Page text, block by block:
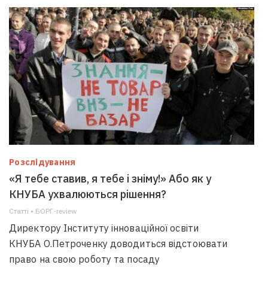
Розслідування
«Я тебе ставив, я тебе і зніму!» Або як у
КНУБА ухвалюються рішення?
Статті • БОРГ-review
Директору Інституту інноваційної освіти
КНУБА О.Петроченку доводиться відстоювати
право на свою роботу та посаду